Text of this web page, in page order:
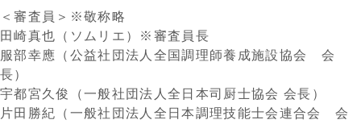
＜審査員＞※敬称略
田崎真也（ソムリエ）※審査員長
服部幸應（公益社団法人全国調理師養成施設協会 会
長）
宇都宮久俊（一般社団法人全日本司厨士協会 会長）
片田勝紀（一般社団法人全日本調理技能士会連合会 会